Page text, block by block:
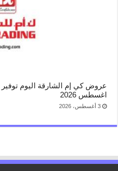
اغسطس 2026
3 أغسطس، 2026